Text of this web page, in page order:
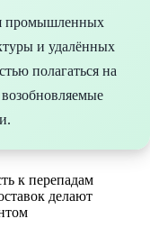
промышленных
и удалённых
полагаться на
к перепадам
делают